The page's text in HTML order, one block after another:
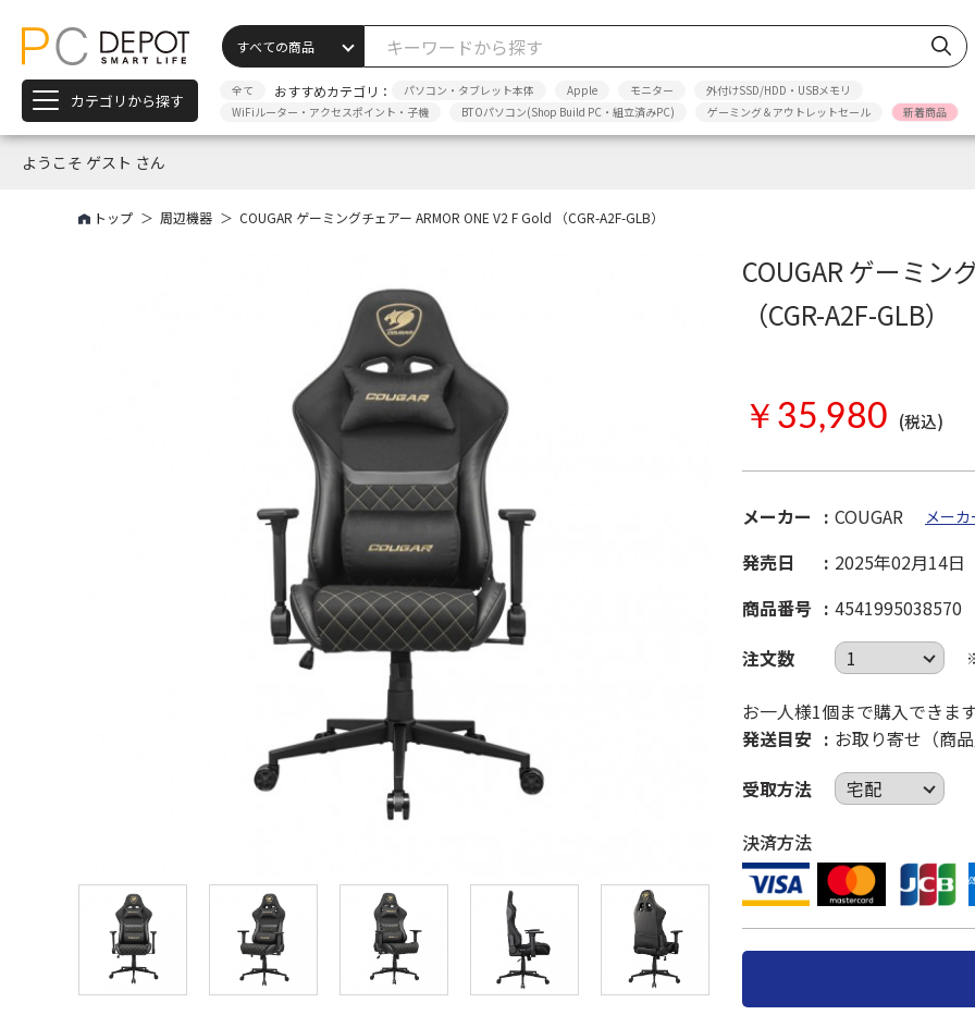
カテゴリから探す 全て おすすめカテゴリ： パソコン・タブレット本体 Apple モニター
外付けSSD/HDD・USBメモリ
WiFiルーター・アクセスポイント・子機
BTOパソコン(Shop Build PC・組立済みPC) ゲーミング＆アウトレットセール 新着商品
ようこそ ゲスト さん
トップ 周辺機器 COUGAR ゲーミングチェアー ARMOR ONE V2 F Gold （CGR-A2F-GLB）
COUGAR ゲーミン
（CGR-A2F-GLB）
￥35,980 (税込)
メーカー COUGAR メー
発売日
2025年02月14日
商品番号
4541995038570
注文数
お一人様1個まで購入できま
発送目安
お取り寄せ（商
受取方法
決済方法